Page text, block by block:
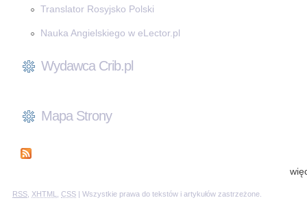
Translator Rosyjsko Polski
Nauka Angielskiego w eLector.pl
Wydawca Crib.pl
Mapa Strony
RSS, XHTML, CSS | Wszystkie prawa do tekstów i artykułów zastrzeżone.